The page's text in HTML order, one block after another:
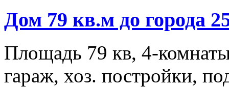
Дом 79 кв.м до города
Площадь 79 кв, 4-
гараж, хоз. постройки,